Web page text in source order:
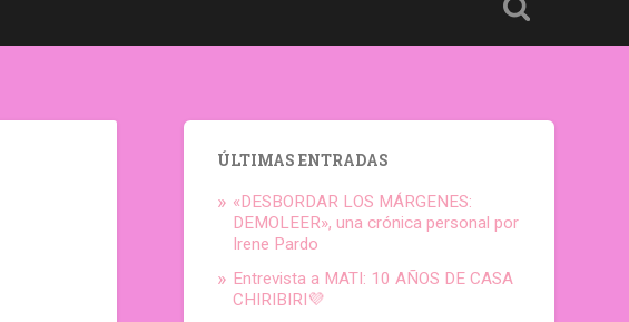
ÚLTIMAS ENTRADAS
«DESBORDAR LOS MÁRGENES:
DEMOLEER», una crónica personal por
Irene Pardo
Entrevista a MATI: 10 AÑOS DE CASA
CHIRIBIRI💜